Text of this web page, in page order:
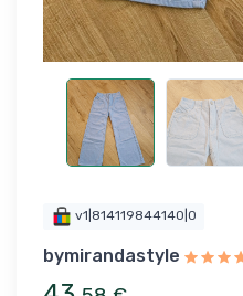
v1|814119844140|0
bymirandastyle